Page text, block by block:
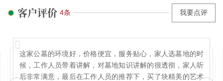
客户评价 4条 我要点评
这家公墓的环境好，价格便宜，服务贴心，家人选墓地的时
候，工作人员带着讲解，对墓地知识讲解的很透彻，家人听
后非常满意，最后在工作人员的推荐下，买了块精美的艺术